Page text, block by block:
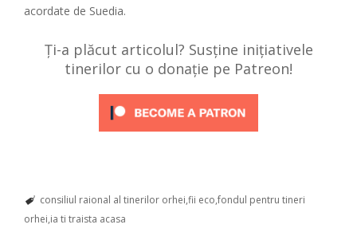
acordate de Suedia.
Ți-a plăcut articolul? Susține inițiativele
tinerilor cu o donație pe Patreon!
consiliul raional al tinerilor orhei fii eco fondul pentru tineri
orhei ia ti traista acasa